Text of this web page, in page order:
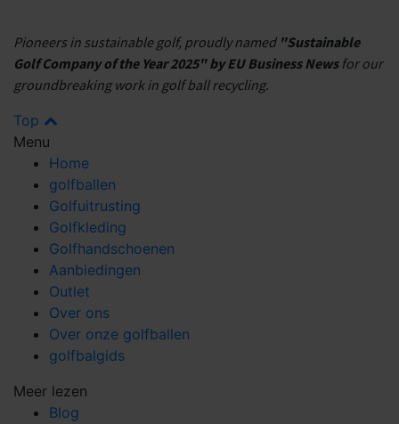
Pioneers in sustainable golf, proudly named "Sustainable
Golf Company of the Year 2025" by EU Business Newsfor our
groundbreaking work in golf ball recycling.
Top
Menu
Home
golfballen
Golfuitrusting
Golfkleding
Golfhandschoenen
Aanbiedingen
Outlet
Over ons
Over onze golfballen
golfbalgids
Meer lezen
Blog